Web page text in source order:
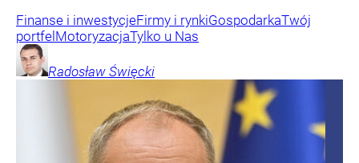
Finanse i inwestycjeFirmy i rynkiGospodarkaTwój
portfel MotoryzacjaTylko u Nas
Radosław Święcki